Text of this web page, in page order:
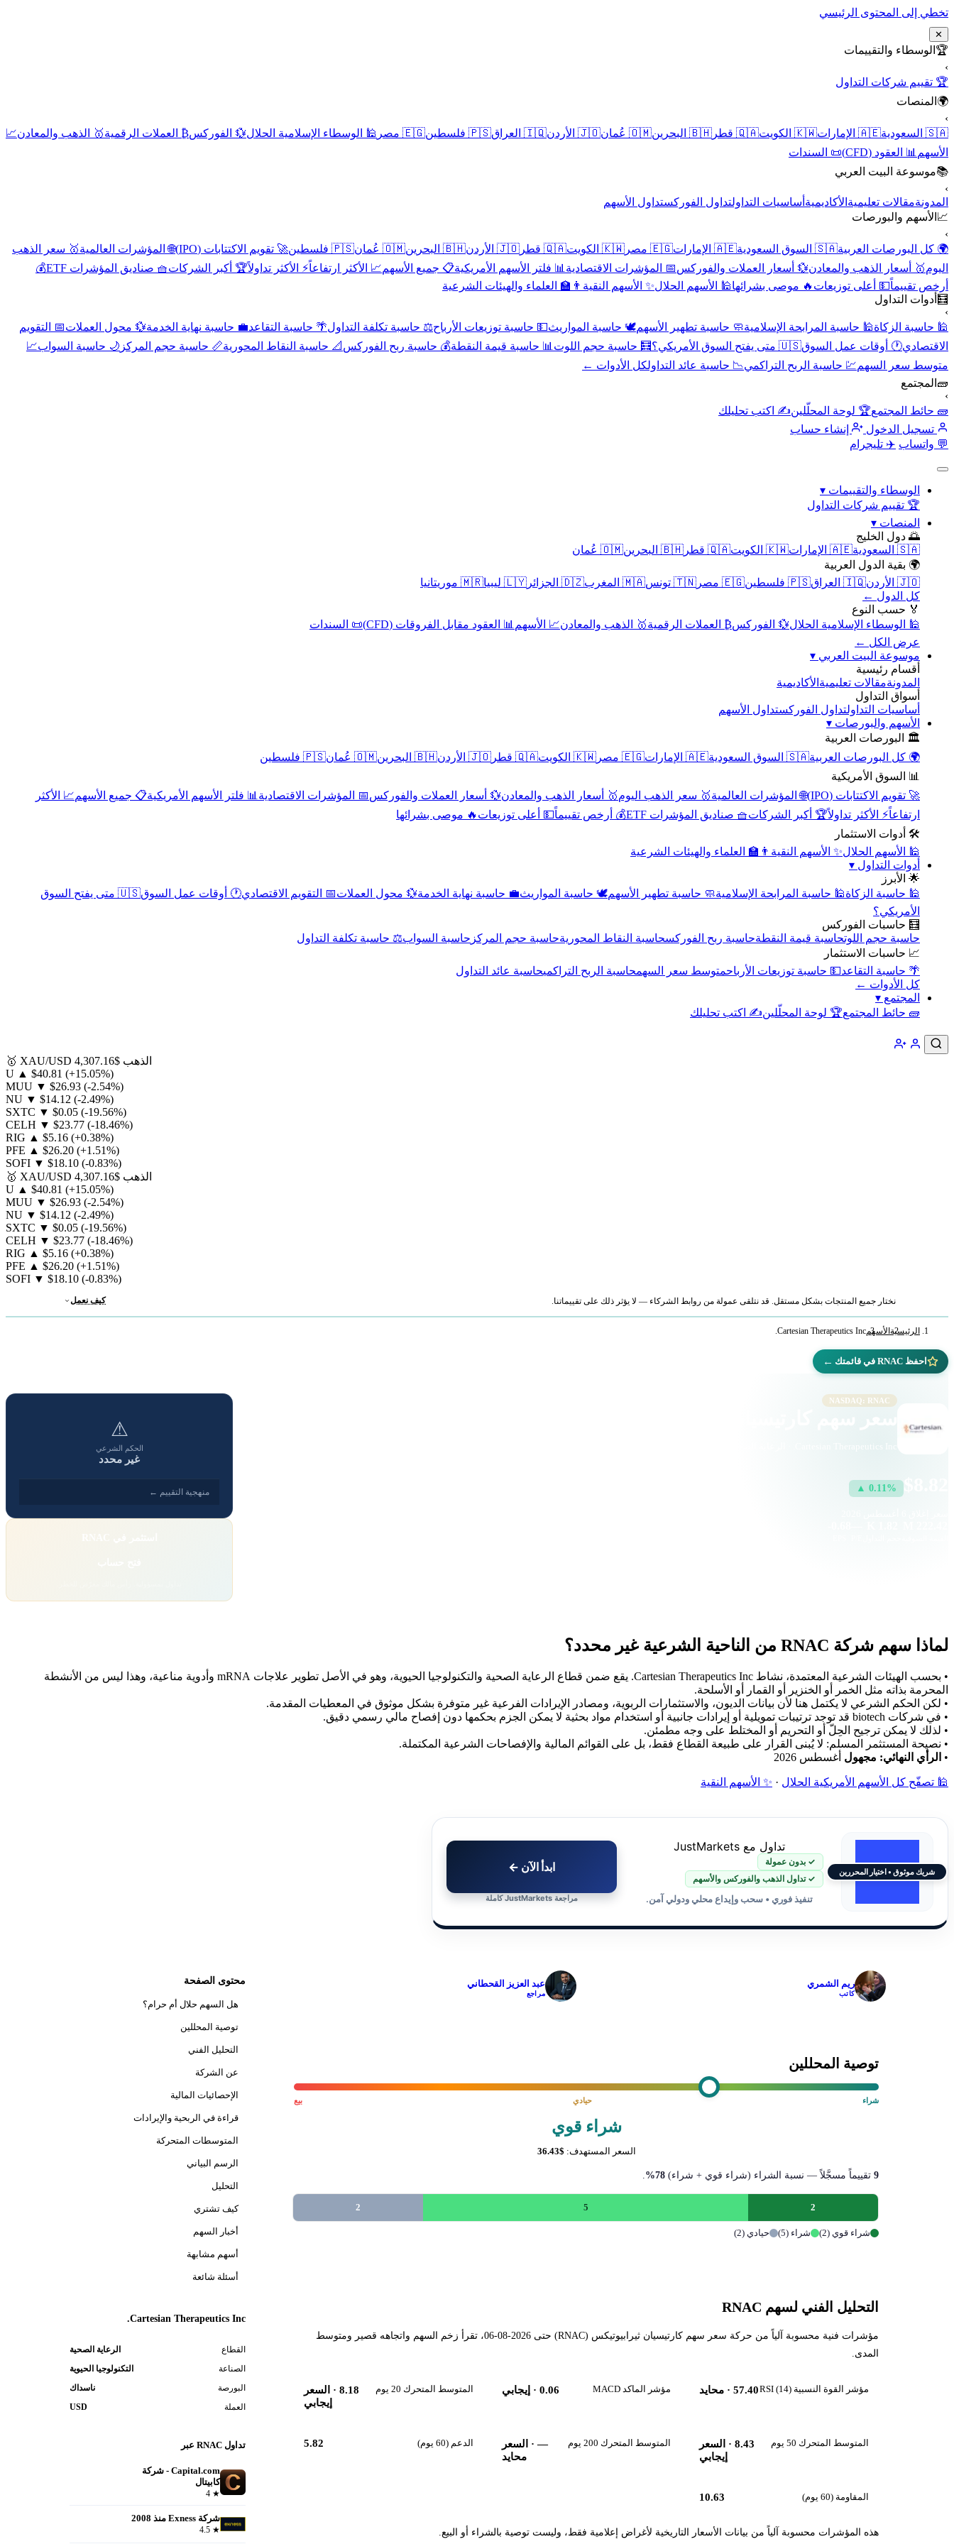
تخطي إلى المحتوى الرئيسي
✕
🏆 الوسطاء والتقييمات
›
🏆 تقييم شركات التداول
🌍 المنصات
›
🇸🇦 السعودية
🇦🇪 الإمارات 🇰🇼 الكويت 🇶🇦 قطر 🇧🇭 البحرين 🇴🇲 عُمان 🇯🇴 الأردن 🇮🇶 العراق 🇵🇸 فلسطين 🇪🇬 مصر 🕌 الوسطاء الإسلامية الحلال💱 الفوركس₿ العملات الرقمية🥇 الذهب والمعادن📈
الأسهم 📊 العقود (CFD)
📜 السندات
📚موسوعة البيت العربي
›
المدونةمقالات تعليمية الأكاديمية أساسيات التداولتداول الفوركستداول الأسهم
📈 الأسهم والبورصات
›
🌍 كل البورصات العربية🇸🇦 السوق السعودية 🇦🇪 الإمارات 🇪🇬 مصر 🇰🇼 الكويت 🇶🇦 قطر 🇯🇴 الأردن 🇧🇭 البحرين 🇴🇲 عُمان 🇵🇸 فلسطين 🚀 تقويم الاكتتابات (IPO) 🌐 المؤشرات العالمية🥇 سعر الذهب
اليوم🥇 أسعار الذهب والمعادن💱 أسعار العملات والفوركس📅 المؤشرات الاقتصادية 📊 فلتر الأسهم الأمريكية📋 جميع الأسهم📈 الأكثر ارتفاعاً⚡ الأكثر تداولاً🏆 أكبر الشركات🧺 صناديق المؤشرات ETF
💰
أرخص تقييماً💵 أعلى توزيعات 🔥 موصى بشرائها🕌 الأسهم الحلال✨ الأسهم النقية 👨‍🏫 العلماء والهيئات الشرعية
🧮 أدوات التداول
›
🕌 حاسبة الزكاة🕌 حاسبة المرابحة الإسلامية🧼 حاسبة تطهير الأسهم🕊️ حاسبة المواريث💵 حاسبة توزيعات الأرباح⚖️ حاسبة تكلفة التداول🌴 حاسبة التقاعد💼 حاسبة نهاية الخدمة💱 محول العملات📅 التقويم
الاقتصادي🕐 أوقات عمل السوق🇺🇸 متى يفتح السوق الأمريكي؟ 🧮 حاسبة حجم اللوت 📊 حاسبة قيمة النقطة💰 حاسبة ربح الفوركس 📐 حاسبة النقاط المحورية📏 حاسبة حجم المركز 🌙 حاسبة السواب📈
متوسط سعر السهم💹 حاسبة الربح التراكمي📉 حاسبة عائد التداولكل الأدوات ←
🧱 المجتمع
›
🧱 حائط المجتمع🏆 لوحة المحلّلين✍️ اكتب تحليلك
تسجيل الدخول
إنشاء حساب
💬 واتساب ✈️ تليجرام
الوسطاء والتقييمات ▾
🏆 تقييم شركات التداول
المنصات ▾
🌅 دول الخليج
🇸🇦 السعودية
🇦🇪 الإمارات 🇰🇼 الكويت 🇶🇦 قطر 🇧🇭 البحرين
🇴🇲 عُمان
🌍 بقية الدول العربية
🇯🇴 الأردن
🇮🇶 العراق 🇵🇸 فلسطين 🇪🇬 مصر 🇹🇳 تونس 🇲🇦 المغرب 🇩🇿 الجزائر 🇱🇾 ليبيا
🇲🇷 موريتانيا
كل الدول ←
🏅 حسب النوع
🕌 الوسطاء الإسلامية الحلال💱 الفوركس₿ العملات الرقمية🥇 الذهب والمعادن📈 الأسهم 📊 العقود مقابل الفروقات (CFD)
📜 السندات
عرض الكل ←
موسوعة البيت العربي ▾
أقسام رئيسية
المدونةمقالات تعليمية الأكاديمية
أسواق التداول
أساسيات التداولتداول الفوركستداول الأسهم
الأسهم والبورصات ▾
🏛️ البورصات العربية
🌍 كل البورصات العربية🇸🇦 السوق السعودية 🇦🇪 الإمارات 🇪🇬 مصر 🇰🇼 الكويت 🇶🇦 قطر 🇯🇴 الأردن 🇧🇭 البحرين 🇴🇲 عُمان
🇵🇸 فلسطين
📊 السوق الأمريكية
🚀 تقويم الاكتتابات (IPO)
🌐 المؤشرات العالمية🥇 سعر الذهب اليوم🥇 أسعار الذهب والمعادن💱 أسعار العملات والفوركس📅 المؤشرات الاقتصادية 📊 فلتر الأسهم الأمريكية📋 جميع الأسهم📈 الأكثر
ارتفاعاً⚡ الأكثر تداولاً🏆 أكبر الشركات🧺 صناديق المؤشرات ETF 💰 أرخص تقييماً💵 أعلى توزيعات 🔥 موصى بشرائها
🛠️ أدوات الاستثمار
🕌 الأسهم الحلال✨ الأسهم النقية 👨‍🏫 العلماء والهيئات الشرعية
أدوات التداول ▾
🌟 الأبرز
🕌 حاسبة الزكاة🕌 حاسبة المرابحة الإسلامية🧼 حاسبة تطهير الأسهم🕊️ حاسبة المواريث💼 حاسبة نهاية الخدمة💱 محول العملات📅 التقويم الاقتصادي🕐 أوقات عمل السوق
🇺🇸 متى يفتح السوق
الأمريكي؟
🧮 حاسبات الفوركس
حاسبة حجم اللوتحاسبة قيمة النقطةحاسبة ربح الفوركسحاسبة النقاط المحوريةحاسبة حجم المركز حاسبة السواب⚖️ حاسبة تكلفة التداول
📈 حاسبات الاستثمار
🌴 حاسبة التقاعد💵 حاسبة توزيعات الأرباحمتوسط سعر السهمحاسبة الربح التراكميحاسبة عائد التداول
كل الأدوات ←
المجتمع ▾
🧱 حائط المجتمع🏆 لوحة المحلّلين✍️ اكتب تحليلك
🥇 XAU/USD الذهب $4,307.16
U ▲ $40.81 (+15.05%)
MUU ▼ $26.93 (-2.54%)
NU ▼ $14.12 (-2.49%)
SXTC ▼ $0.05 (-19.56%)
CELH ▼ $23.77 (-18.46%)
RIG ▲ $5.16 (+0.38%)
PFE ▲ $26.20 (+1.51%)
SOFI ▼ $18.10 (-0.83%)
🥇 XAU/USD الذهب $4,307.16
U ▲ $40.81 (+15.05%)
MUU ▼ $26.93 (-2.54%)
NU ▼ $14.12 (-2.49%)
SXTC ▼ $0.05 (-19.56%)
CELH ▼ $23.77 (-18.46%)
RIG ▲ $5.16 (+0.38%)
PFE ▲ $26.20 (+1.51%)
SOFI ▼ $18.10 (-0.83%)
نختار جميع المنتجات بشكل مستقل. قد نتلقى عمولة من روابط الشركاء — لا يؤثر ذلك على تقييماتنا. كيف نعمل
الرئيسية الأسهمCartesian Therapeutics Inc.
احفظ RNAC في قائمتك ←
NASDAQ: RNAC
Cartesian Therapeutics Inc. · الرعاية الصحية · ناسداك
▲ 0.11%
⚠
الحكم الشرعي
غير محدد
منهجية التقييم ←
لماذا سهم شركة RNAC من الناحية الشرعية غير محدد؟
• بحسب الهيئات الشرعية المعتمدة، نشاط Cartesian Therapeutics Inc. يقع ضمن قطاع الرعاية الصحية والتكنولوجيا الحيوية، وهو في الأصل تطوير علاجات mRNA وأدوية مناعية، وهذا ليس من الأنشطة
المحرمة بذاته مثل الخمر أو الخنزير أو القمار أو الأسلحة.
• لكن الحكم الشرعي لا يكتمل هنا لأن بيانات الديون، والاستثمارات الربوية، ومصادر الإيرادات الفرعية غير متوفرة بشكل موثوق في المعطيات المقدمة.
• في شركات biotech قد توجد ترتيبات تمويلية أو إيرادات جانبية أو استخدام مواد بحثية لا يمكن الجزم بحكمها دون إفصاح مالي رسمي دقيق.
• لذلك لا يمكن ترجيح الحِلّ أو التحريم أو المختلط على وجه مطمئن.
• نصيحة المستثمر المسلم: لا يُبنى القرار على طبيعة القطاع فقط، بل على القوائم المالية والإفصاحات الشرعية المكتملة.
• الرأي النهائي: مجهول أغسطس 2026
🕌 تصفّح كل الأسهم الأمريكية الحلال · ✨ الأسهم النقية
شريك موثوق • اختيار المحررين
تداول مع JustMarkets
✓ بدون عمولة
✓ تداول الذهب والفوركس والأسهم
تنفيذ فوري • سحب وإيداع محلي ودولي آمن.
ابدأ الآن ←
مراجعة JustMarkets كاملة
محتوى الصفحة
هل السهم حلال أم حرام؟
توصية المحللين
التحليل الفني
عن الشركة
الإحصائيات المالية
قراءة في الربحية والإيرادات
المتوسطات المتحركة
الرسم البياني
التحليل
كيف تشتري
أخبار السهم
أسهم مشابهة
أسئلة شائعة
Cartesian Therapeutics Inc.
القطاع
الرعاية الصحية
الصناعة
التكنولوجيا الحيوية
البورصة
ناسداك
العملة
USD
تداول RNAC عبر
Capital.com - شركة
كابيتال
★
شركة Exness منذ 2008
★
ريم الشمري
كاتب
عبد العزيز القحطاني
مراجع
توصية المحللين
بيع حيادي شراء
شراء قوي
السعر المستهدف: $36.43
9 تقييماً مسجَّلاً — نسبة الشراء (شراء قوي + شراء) 78%
2
5
2
شراء قوي (2) شراء (5) حيادي (2)
التحليل الفني لسهم RNAC
مؤشرات فنية محسوبة آلياً من حركة سعر سهم كارتيسيان ثيرابيوتيكس (RNAC) حتى 2026-08-06، تقرأ زخم السهم واتجاهه قصير ومتوسط
المدى.
مؤشر القوة النسبية RSI (14) 57.40· محايد مؤشر الماكد MACD 0.06 · إيجابي المتوسط المتحرك 20 يوم 8.18· السعر
إيجابي
المتوسط المتحرك 50 يوم 8.43· السعر
إيجابي
المتوسط المتحرك 200 يوم —· السعر
محايد
الدعم (60 يوم) 5.82
المقاومة (60 يوم) 10.63
هذه المؤشرات محسوبة آلياً من بيانات الأسعار التاريخية لأغراض إعلامية فقط، وليست توصية بالشراء أو البيع.